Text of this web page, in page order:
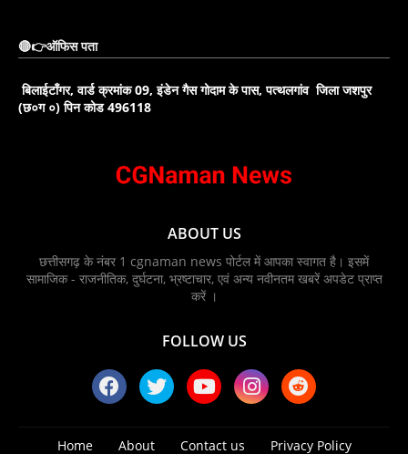
🔴👉ऑफिस पता
बिलाईटाँगर, वार्ड क्रमांक 09, इंडेन गैस गोदाम के पास, पत्थलगांव जिला जशपुर
(छ०ग ०) पिन कोड 496118
ABOUT US
छत्तीसगढ़ के नंबर 1 cgnaman news पोर्टल में आपका स्वागत है। इसमें
सामाजिक - राजनीतिक, दुर्घटना, भ्रष्टाचार, एवं अन्य नवीनतम खबरें अपडेट प्राप्त
करें ।
FOLLOW US
Home About Contact us Privacy Policy